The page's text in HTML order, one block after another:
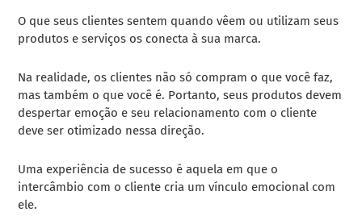
O que seus clientes sentem quando vêem ou utilizam seus
produtos e serviços os conecta à sua marca.
Na realidade, os clientes não só compram o que você faz,
mas também o que você é. Portanto, seus produtos devem
despertar emoção e seu relacionamento com o cliente
deve ser otimizado nessa direção.
Uma experiência de sucesso é aquela em que o
intercâmbio com o cliente cria um vínculo emocional com
ele.